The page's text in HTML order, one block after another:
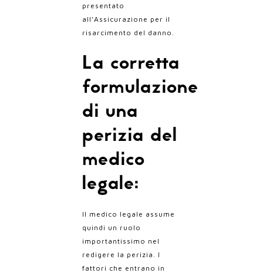
presentato
all’Assicurazione per il
risarcimento del danno.
La corretta
formulazione
di una
perizia del
medico
legale:
Il medico legale assume
quindi un ruolo
importantissimo nel
redigere la perizia.
I
fattori che entrano in